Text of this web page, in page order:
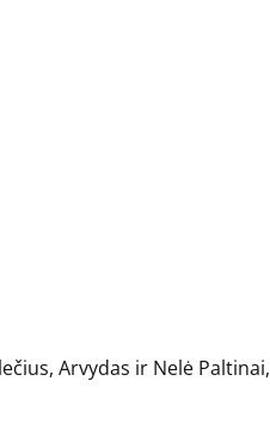
Arvydas ir Nelė Paltinai,